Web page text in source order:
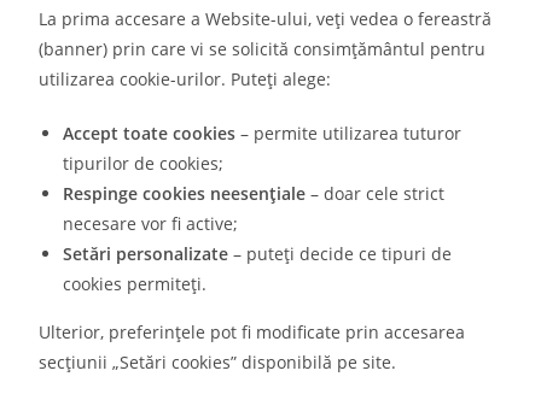
La prima accesare a Website-ului, veți vedea o fereastră
(banner) prin care vi se solicită consimțământul pentru
utilizarea cookie-urilor. Puteți alege:
Accept toate cookies – permite utilizarea tuturor
tipurilor de cookies;
Respinge cookies neesențiale – doar cele strict
necesare vor fi active;
Setări personalizate – puteți decide ce tipuri de
cookies permiteți.
Ulterior, preferințele pot fi modificate prin accesarea
secțiunii „Setări cookies” disponibilă pe site.